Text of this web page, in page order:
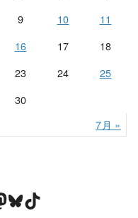
9 10
11
16 17
18
23 24
25
30
7月 »
Bluesky TikTok